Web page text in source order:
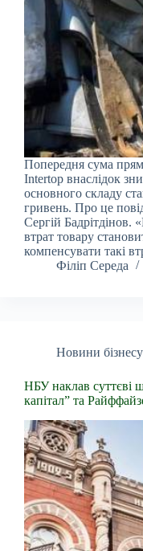
Попередня сума
Intertop внаслідок
основного складу
гривень. Про це
Сергій
втрат товару
компенсувати такі
Філіп Середа
Новини бізнесу
НБУ наклав суттєві
капітал” та